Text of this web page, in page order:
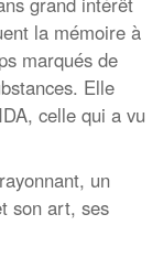
la mémoire à
marqués de
Elle
celle qui a vu
un
son art, ses